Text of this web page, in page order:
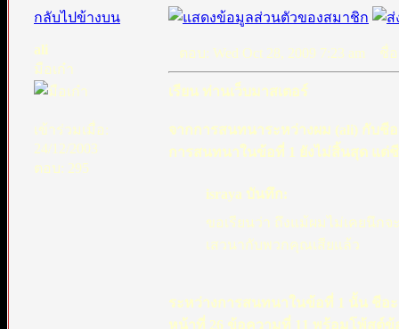
กลับไปข้างบน
ali
มือเก๋า
เข้าร่วมเมื่อ:
24/12/2003
ตอบ: 295
ตอบ: Wed Oct 28, 2009 7:23 am ชื่อ
เรียน ท่านเว็บมาสเตอร์
จากการสนทนาระหว่างผม (ali) กับชี
การสนทนาในข้อที่ 1 ยังไม่สิ้นสุด แต่
israya บันทึก:
ขอเรียนว่า ถึงแม้ผมไม่เคยนึก
เสวนากับพวกคุณเสียแล้ว
ระหว่างการสนทนาในข้อที่ 1 นั้น ชีอ
หน้าที่ 26 ข้อความที่ 11 พร้อมโพ้สต์ข้